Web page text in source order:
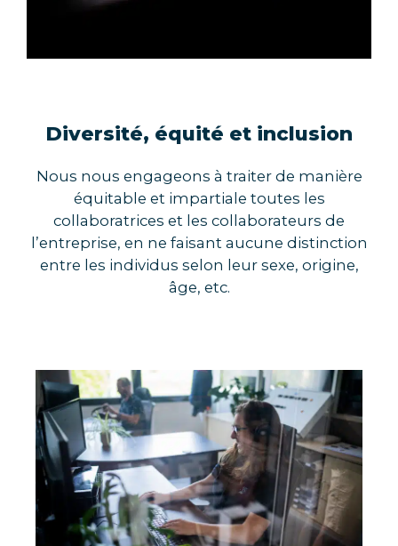
Diversité, équité et inclusion
Nous nous engageons à traiter de manière
équitable et impartiale toutes les
collaboratrices et les collaborateurs de
l’entreprise, en ne faisant aucune distinction
entre les individus selon leur sexe, origine,
âge, etc.